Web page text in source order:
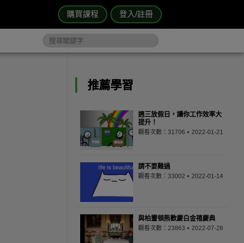
購買課程 登入/註冊
推薦學習
週三放假日，讓你工作效率大
提升！
觀看次數：31706 2022-01-21
請不要難過
觀看次數：33002 2022-01-14
與柏靈頓熊歡慶白金禧慶典
觀看次數：23863 2022-07-28